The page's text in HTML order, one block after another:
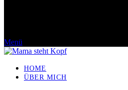
Menü
HOME
ÜBER MICH